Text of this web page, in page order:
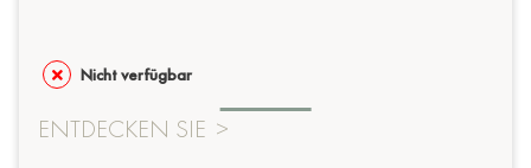
Nicht verfügbar
ENTDECKEN SIE >